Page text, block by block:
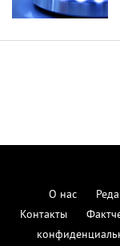
О нас
Контакты